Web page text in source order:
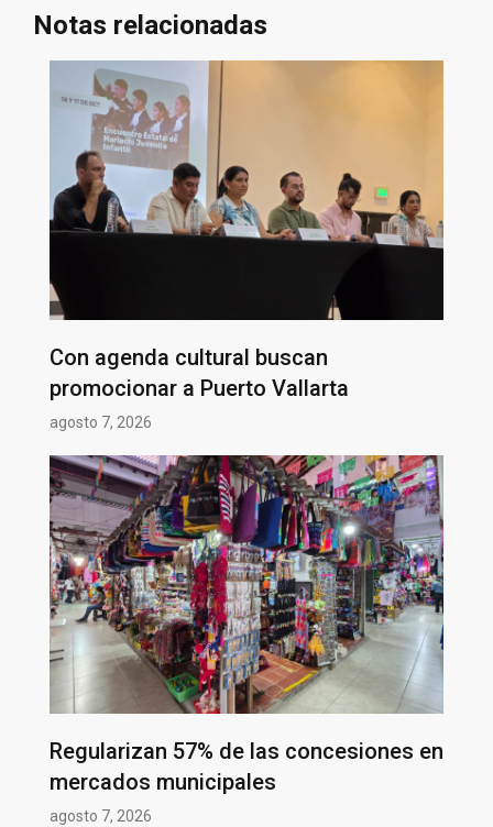
Notas relacionadas
Con agenda cultural buscan
promocionar a Puerto Vallarta
agosto 7, 2026
Regularizan 57% de las concesiones en
mercados municipales
agosto 7, 2026